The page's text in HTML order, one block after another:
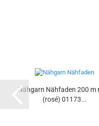
Nähgarn Nähfaden 200 m
(rosé) 01173...